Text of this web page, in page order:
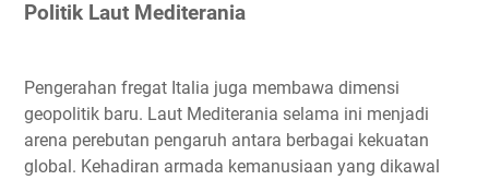
Politik Laut Mediterania
Pengerahan fregat Italia juga membawa dimensi
geopolitik baru. Laut Mediterania selama ini menjadi
arena perebutan pengaruh antara berbagai kekuatan
global. Kehadiran armada kemanusiaan yang dikawal